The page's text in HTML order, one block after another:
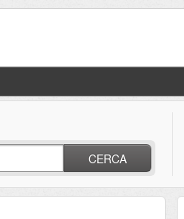
CERCA